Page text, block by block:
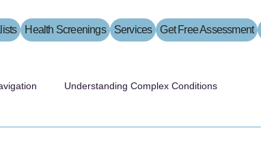
Health Screenings Services Get Free Assessment
Understanding Complex Conditions